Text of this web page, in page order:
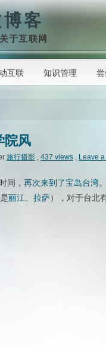
客
于互联网
互联 知识管理
院风
旅行摄影 , 437 views , Leave
间， 再次来到了宝岛台湾
丽江 拉萨），对于台北